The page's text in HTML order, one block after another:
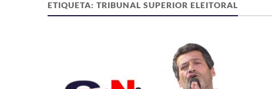
ETIQUETA: TRIBUNAL SUPERIOR ELEITORAL